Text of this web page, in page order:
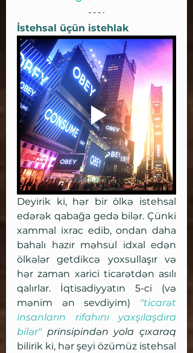
İstehsal üçün istehlak
Deyirik ki, hər bir ölkə istehsal
edərək qabağa gedə bilər. Çünki
xammal ixrac edib, ondan daha
bahalı hazır məhsul idxal edən
ölkələr getdikcə yoxsullaşır və
hər zaman xarici ticarətdən asılı
qalırlar. İqtisadiyyatın 5-ci (və
mənim ən sevdiyim) "ticarət
insanların rifahını yaxşılaşdıra
bilər" prinsipindən yola çıxaraq
bilirik ki, hər şeyi özümüz istehsal